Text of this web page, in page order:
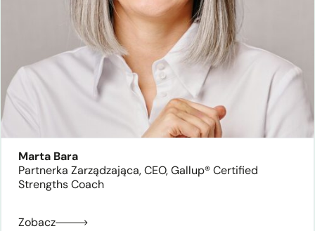
Marta Bara
Partnerka Zarządzająca, CEO, Gallup® Certified
Strengths Coach
Zobacz